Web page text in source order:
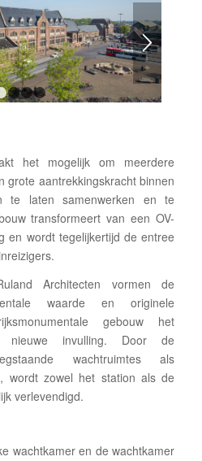
1 2 3 4
het mogelijk om meerdere
grote aantrekkingskracht binnen
laten samenwerken en te
transformeert van een OV-
en wordt tegelijkertijd de entree
Architecten vormen de
waarde en originele
gebouw het
nieuwe invulling. Door de
wachtruimtes als
wordt zowel het station als de
verlevendigd.
wachtkamer en de wachtkamer